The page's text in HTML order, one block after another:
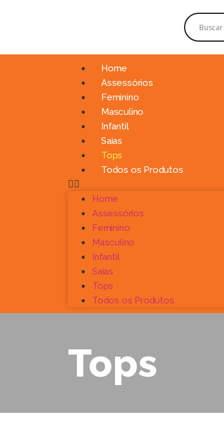
Home
Assessórios
Feminino
Masculino
Infantil
Saias
Tops
Todos os Produtos
Home
Assessórios
Feminino
Masculino
Infantil
Saias
Tops
Todos os Produtos
Tops